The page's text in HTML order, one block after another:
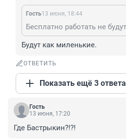
Гость13 июня, 18:44
Будут как миленькие.
ОТВЕТИТЬ
Показать ещё 3 ответа
Гость
13 июня, 17:20
Где Бастрыкин?!?!